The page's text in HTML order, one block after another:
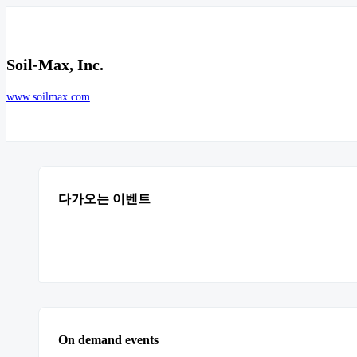
Soil-Max, Inc.
www.soilmax.com
다가오는 이벤트
On demand events